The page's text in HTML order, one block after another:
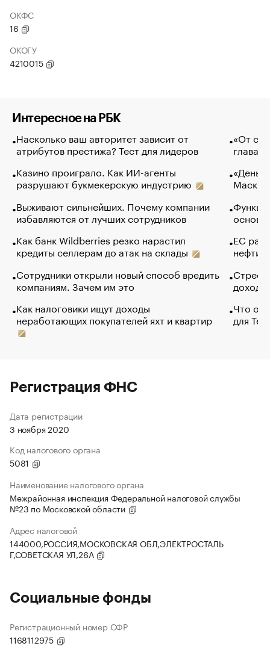
ОКФС
16
ОКОГУ
4210015
Интересное на РБК
Насколько ваш авторитет зависит от
атрибутов престижа? Тест для лидеров
Казино проиграло. Как ИИ-агенты
разрушают букмекерскую индустрию
Выживают сильнейших. Почему компании
избавляются от лучших сотрудников
Как банк Wildberries резко нарастил
кредиты селлерам до атак на склады
Сотрудники открыли новый способ вредить
компаниям. Зачем им это
Как налоговики ищут доходы
неработающих покупателей яхт и квартир
«От
глава
Маск в
основ
ЕС
нефти
Что
для
Регистрация ФНС
Дата регистрации
3 ноября 2020
Код налогового органа
5081
Наименование налогового органа
Межрайонная инспекция Федеральной налоговой службы
№23 по Московской области
Адрес налоговой
144000,РОССИЯ,МОСКОВСКАЯ ОБЛ,ЭЛЕКТРОСТАЛЬ
Г,СОВЕТСКАЯ УЛ,26А
Социальные фонды
Регистрационный номер СФР
1168112975